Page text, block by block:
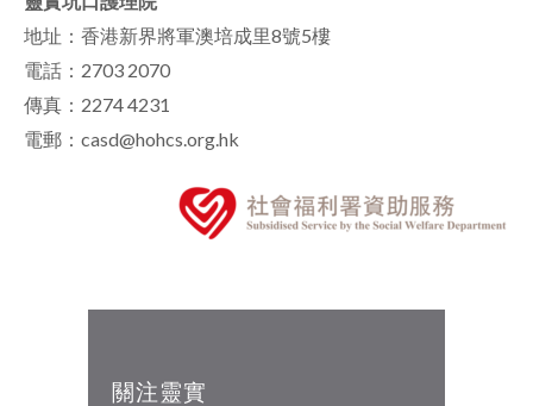
地址：香港新界將軍澳培成里8號5樓
電話：2703 2070
傳真：2274 4231
電郵：casd@hohcs.org.hk
關注靈實